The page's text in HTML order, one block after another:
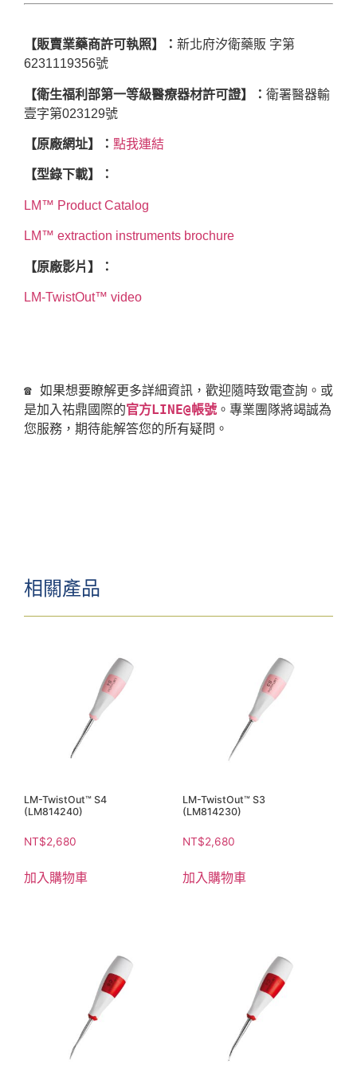
【販賣業藥商許可執照】： 新北府汐衛藥販 字第
6231119356號
【衛生福利部第一等級醫療器材許可證】： 衛署醫器輸
壹字第023129號
【原廠網址】： 點我連結
【型錄下載】：
LM™ Product Catalog
LM™ extraction instruments brochure
【原廠影片】：
LM-TwistOut™ video
☎ 如果想要瞭解更多詳細資訊，歡迎隨時致電查詢。或
是加入祐鼎國際的官方LINE@帳號 。專業團隊將竭誠為
相關產品
LM-TwistOut™ S4
(LM814240)
NT$2,680
加入購物車
LM-TwistOut™ S3
(LM814230)
NT$2,680
加入購物車